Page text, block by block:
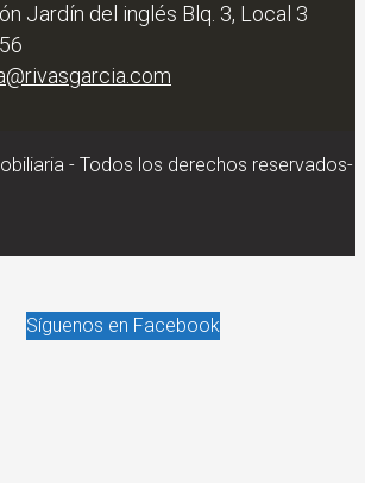
Jardín del inglés Blq. 3, Local 3
- Todos los derechos reservados-
Síguenos en Facebook